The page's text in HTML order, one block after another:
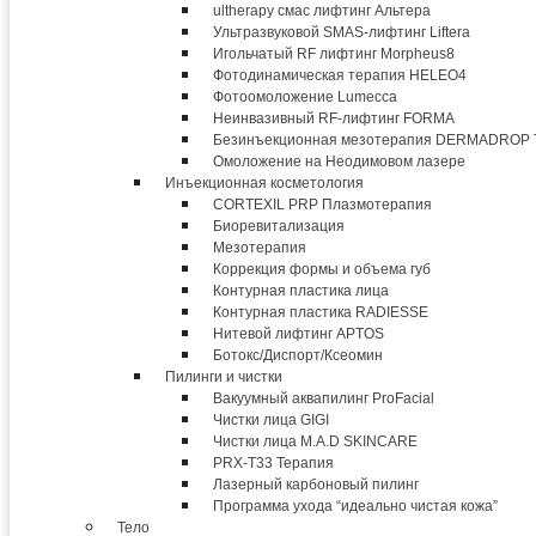
ultherapy смас лифтинг Альтера
Ультразвуковой SMAS-лифтинг Liftera
Игольчатый RF лифтинг Morpheus8
Фотодинамическая терапия HELEO4
Фотоомоложение Lumecca
Неинвазивный RF-лифтинг FORMA
Безинъекционная мезотерапия
Омоложение на Неодимовом лазере
Инъекционная косметология
CORTEXIL PRP Плазмотерапия
Биоревитализация
Мезотерапия
Коррекция формы и объема губ
Контурная пластика лица
Контурная пластика RADIESSE
Нитевой лифтинг APTOS
Ботокс/Диспорт/Ксеомин
Пилинги и чистки
Вакуумный аквапилинг ProFacial
Чистки лица GIGI
Чистки лица M.A.D SKINCARE
PRX-T33 Терапия
Лазерный карбоновый пилинг
Программа ухода “идеально чистая кожа”
Тело